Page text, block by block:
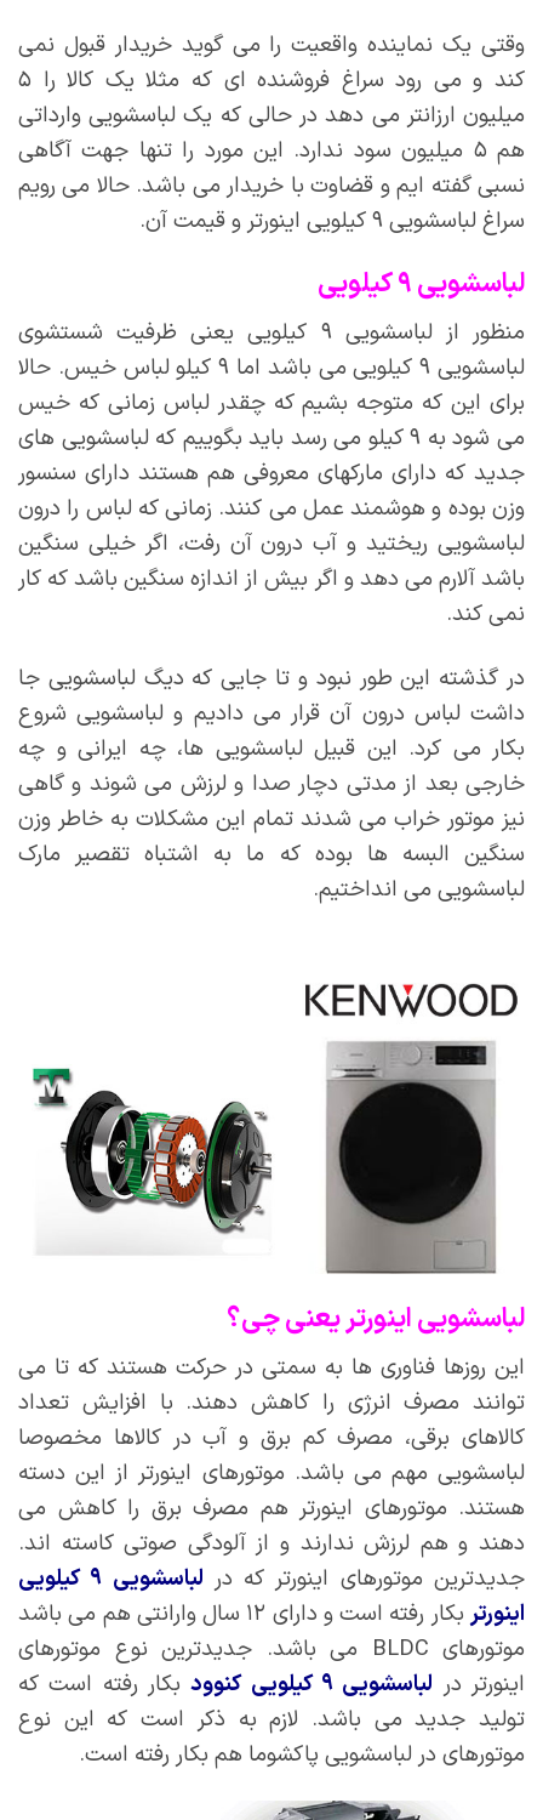
وقتی یک نماینده واقعیت را می گوید خریدار قبول نمی
کند و می رود سراغ فروشنده ای که مثلا یک کالا را ۵
میلیون ارزانتر می دهد در حالی که یک لباسشویی وارداتی
هم ۵ میلیون سود ندارد. این مورد را تنها جهت آگاهی
نسبی گفته ایم و قضاوت با خریدار می باشد. حالا می رویم
سراغ لباسشویی ۹ کیلویی اینورتر و قیمت آن.
لباسشویی ۹ کیلویی
منظور از لباسشویی ۹ کیلویی یعنی ظرفیت شستشوی
لباسشویی ۹ کیلویی می باشد اما ۹ کیلو لباس خیس. حالا
برای این که متوجه بشیم که چقدر لباس زمانی که خیس
می شود به ۹ کیلو می رسد باید بگوییم که لباسشویی های
جدید که دارای مارکهای معروفی هم هستند دارای سنسور
وزن بوده و هوشمند عمل می کنند. زمانی که لباس را درون
لباسشویی ریختید و آب درون آن رفت، اگر خیلی سنگین
باشد آلارم می دهد و اگر بیش از اندازه سنگین باشد که کار
نمی کند.
در گذشته این طور نبود و تا جایی که دیگ لباسشویی جا
داشت لباس درون آن قرار می دادیم و لباسشویی شروع
بکار می کرد. این قبیل لباسشویی ها، چه ایرانی و چه
خارجی بعد از مدتی دچار صدا و لرزش می شوند و گاهی
نیز موتور خراب می شدند تمام این مشکلات به خاطر وزن
سنگین البسه ها بوده که ما به اشتباه تقصیر مارک
لباسشویی می انداختیم.
لباسشویی اینورتر یعنی چی؟
این روزها فناوری ها به سمتی در حرکت هستند که تا می
توانند مصرف انرژی را کاهش دهند. با افزایش تعداد
کالاهای برقی، مصرف کم برق و آب در کالاها مخصوصا
لباسشویی مهم می باشد. موتورهای اینورتر از این دسته
هستند. موتورهای اینورتر هم مصرف برق را کاهش می
دهند و هم لرزش ندارند و از آلودگی صوتی کاسته اند.
جدیدترین موتورهای اینورتر که در
لباسشویی ۹ کیلویی
اینورتر
بکار رفته است و دارای ۱۲ سال وارانتی هم می باشد
موتورهای BLDC می باشد. جدیدترین نوع موتورهای
اینورتر در لباسشویی ۹ کیلویی کنوود
بکار رفته است که
تولید جدید می باشد. لازم به ذکر است که این نوع
موتورهای در لباسشویی پاکشوما هم بکار رفته است.